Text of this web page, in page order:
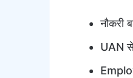
नौकरी
UAN